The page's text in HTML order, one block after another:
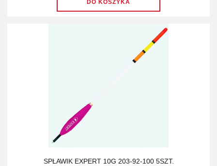
SPŁAWIK EXPERT 10G 203-92-100 5SZT.